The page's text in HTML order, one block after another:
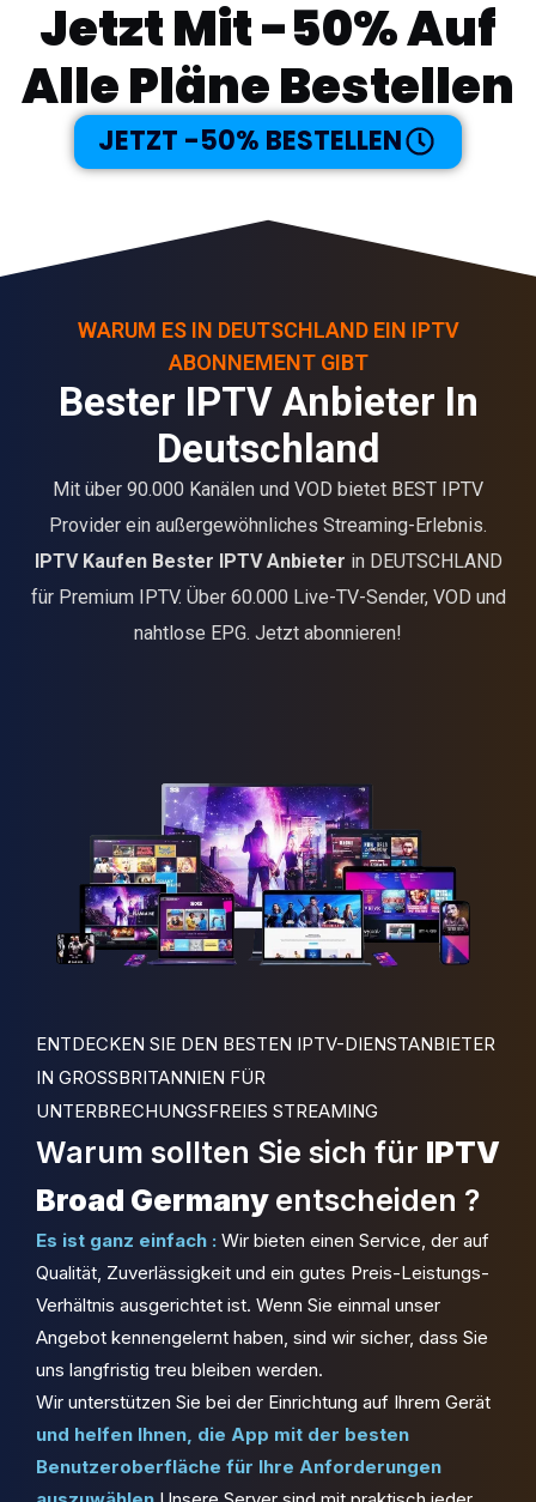
Jetzt Mit -50% Auf
Alle Pläne Bestellen
JETZT -50% BESTELLEN
WARUM ES IN DEUTSCHLAND EIN IPTV
ABONNEMENT GIBT
Bester IPTV Anbieter In
Deutschland
Mit über 90.000 Kanälen und VOD bietet BEST IPTV
Provider ein außergewöhnliches Streaming-Erlebnis.
IPTV Kaufen Bester IPTV Anbieter in DEUTSCHLAND
für Premium IPTV. Über 60.000 Live-TV-Sender, VOD und
nahtlose EPG. Jetzt abonnieren!
ENTDECKEN SIE DEN BESTEN IPTV-DIENSTANBIETER
IN GROSSBRITANNIEN FÜR
UNTERBRECHUNGSFREIES STREAMING
Warum sollten Sie sich für IPTV
Broad Germany entscheiden ?
Es ist ganz einfach : Wir bieten einen Service, der auf
Qualität, Zuverlässigkeit und ein gutes Preis-Leistungs-
Verhältnis ausgerichtet ist. Wenn Sie einmal unser
Angebot kennengelernt haben, sind wir sicher, dass Sie
uns langfristig treu bleiben werden.
Wir unterstützen Sie bei der Einrichtung auf Ihrem Gerät
und helfen Ihnen, die App mit der besten
Benutzeroberfläche für Ihre Anforderungen